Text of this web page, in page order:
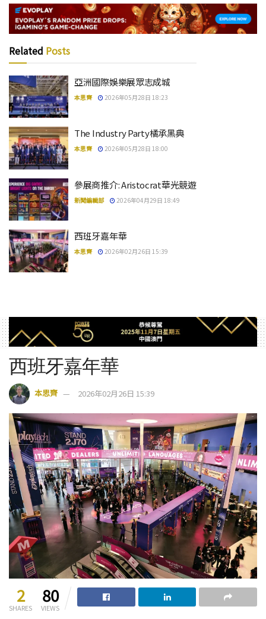
Related Posts
亞洲國際娛樂展眾志成城
本思齊 2026年05月28日 18:23
The Industry Party橘承黑典
本思齊 2026年05月28日 18:00
參展商推介: Aristocrat華光競遊
新聞編輯部 2026年04月29日 18:49
西班牙嘉年華
本思齊 2026年02月26日 15:39
西班牙嘉年華
本思齊 2026年02月26日 15:39
2
SHARES
80
VIEWS